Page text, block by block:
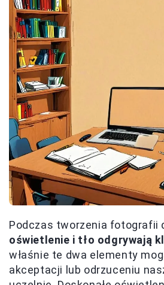
Podczas tworzenia fotografii
oświetlenie i tło odgrywają
właśnie te dwa elementy
akceptacji lub odrzuceniu